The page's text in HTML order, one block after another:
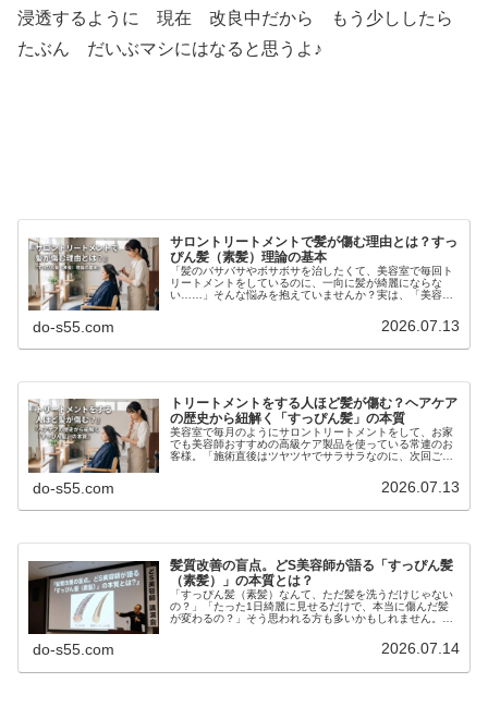
浸透するように 現在 改良中だから もう少ししたら
たぶん だいぶマシにはなると思うよ♪
サロントリートメントで髪が傷む理由とは？すっ
ぴん髪（素髪）理論の基本
「髪のバサバサやボサボサを治したくて、美容室で毎回ト
リートメントをしているのに、一向に髪が綺麗にならな
い……」そんな悩みを抱えていませんか？実は、「美容室
do-s55.com 2026.07.13
トリートメントをする人ほど髪が傷む？ヘアケア
の歴史から紐解く「すっぴん髪」の本質
美容室で毎月のようにサロントリートメントをして、お家
でも美容師おすすめの高級ケア製品を使っている常連のお
客様。「施術直後はツヤツヤでサラサラなのに、次回ご来
do-s55.com 2026.07.13
髪質改善の盲点。どS美容師が語る「すっぴん髪
（素髪）」の本質とは？
「すっぴん髪（素髪）なんて、ただ髪を洗うだけじゃない
の？」「たった1日綺麗に見せるだけで、本当に傷んだ髪
が変わるの？」そう思われる方も多いかもしれません。し
do-s55.com 2026.07.14